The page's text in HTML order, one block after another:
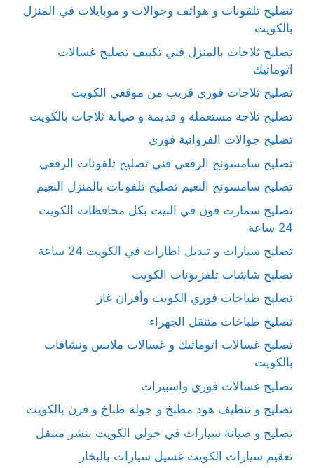
تصليح تلفونات و هواتف وجوالات و موبايلات في المنزل
بالكويت
تصليح ثلاجات بالمنزل فني تكييف تصليح غسالات
اتوماتيك
تصليح ثلاجات فوري قريب من موقعي الكويت
تصليح ثلاجة مستعملة و قديمة و صيانة ثلاجات بالكويت
تصليح جوالات الفروانية فوري
تصليح سامسونج الرقعي فني تصليح تلفونات الرقعي
تصليح سامسونج النعيم تصليح تلفونات بالمنزل النعيم
تصليح سمارت فون في البيت بكل محافظات الكويت
24 ساعة
تصليح سيارات و تبديل اطارات في الكويت 24 ساعة
تصليح شاشات تلفزيونات الكويت
تصليح طباخات فوري الكويت وأفران غاز
تصليح طباخات متنقل الجهراء
تصليح غسالات اتوماتيك و غسالات ملابس ونشافات
بالكويت
تصليح غسالات فوري واسبيرات
تصليح و تنظيف هود مطبخ و جولة طباخ و فرن بالكويت
تصليح و صيانة سيارات في حولي الكويت بنشر متنقل
تعقيم سيارات الكويت غسيل سيارات بالبخار